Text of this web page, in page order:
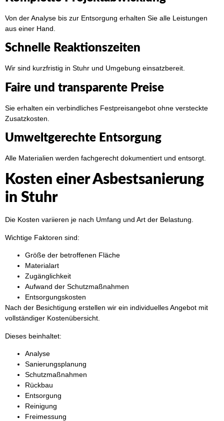
Von der Analyse bis zur Entsorgung erhalten Sie alle Leistungen
aus einer Hand.
Schnelle Reaktionszeiten
Wir sind kurzfristig in Stuhr und Umgebung einsatzbereit.
Faire und transparente Preise
Sie erhalten ein verbindliches Festpreisangebot ohne versteckte
Zusatzkosten.
Umweltgerechte Entsorgung
Alle Materialien werden fachgerecht dokumentiert und entsorgt.
Kosten einer Asbestsanierung
in Stuhr
Die Kosten variieren je nach Umfang und Art der Belastung.
Wichtige Faktoren sind:
Größe der betroffenen Fläche
Materialart
Zugänglichkeit
Aufwand der Schutzmaßnahmen
Entsorgungskosten
Nach der Besichtigung erstellen wir ein individuelles Angebot mit
vollständiger Kostenübersicht.
Dieses beinhaltet:
Analyse
Sanierungsplanung
Schutzmaßnahmen
Rückbau
Entsorgung
Reinigung
Freimessung